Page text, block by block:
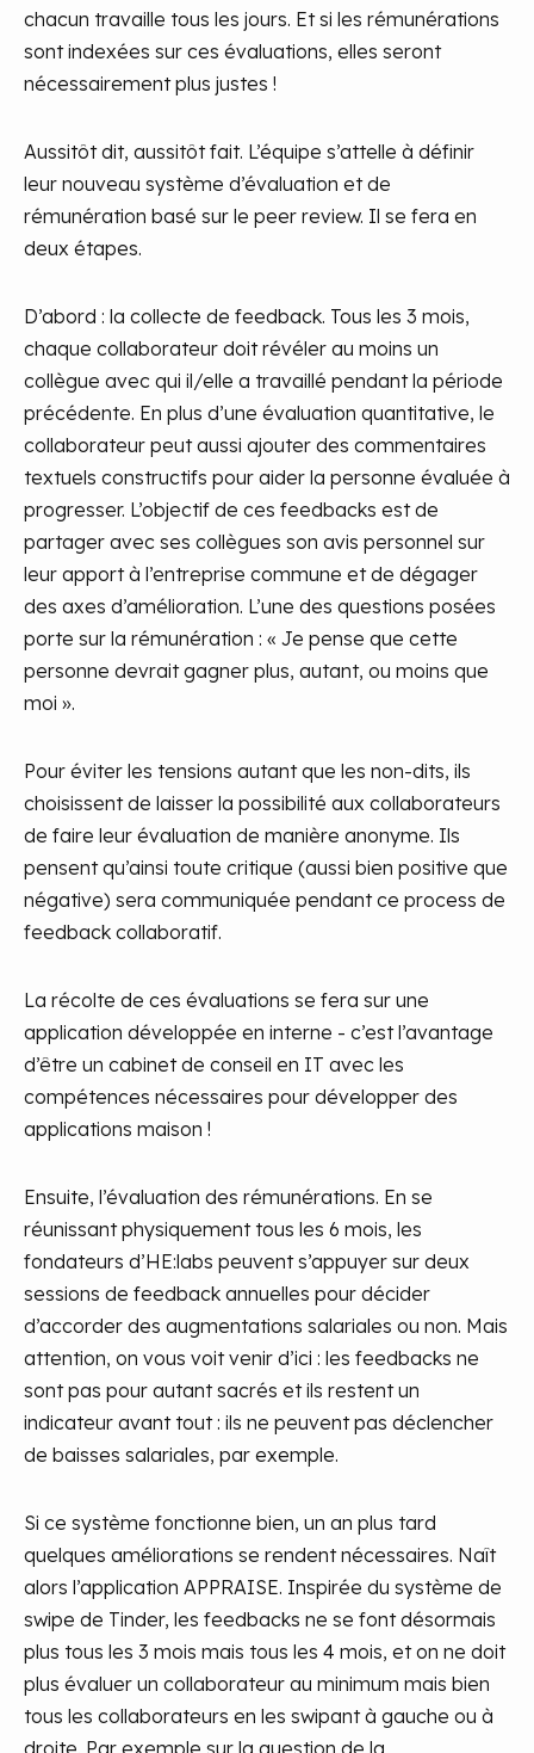
chacun travaille tous les jours. Et si les rémunérations
sont indexées sur ces évaluations, elles seront
nécessairement plus justes !
Aussitôt dit, aussitôt fait. L’équipe s’attelle à définir
leur nouveau système d’évaluation et de
rémunération basé sur le peer review. Il se fera en
deux étapes.
D’abord : la collecte de feedback. Tous les 3 mois,
chaque collaborateur doit révéler au moins un
collègue avec qui il/elle a travaillé pendant la période
précédente. En plus d’une évaluation quantitative, le
collaborateur peut aussi ajouter des commentaires
textuels constructifs pour aider la personne évaluée à
progresser. L’objectif de ces feedbacks est de
partager avec ses collègues son avis personnel sur
leur apport à l’entreprise commune et de dégager
des axes d’amélioration. L’une des questions posées
porte sur la rémunération : « Je pense que cette
personne devrait gagner plus, autant, ou moins que
moi ».
Pour éviter les tensions autant que les non-dits, ils
choisissent de laisser la possibilité aux collaborateurs
de faire leur évaluation de manière anonyme. Ils
pensent qu’ainsi toute critique (aussi bien positive que
négative) sera communiquée pendant ce process de
feedback collaboratif.
La récolte de ces évaluations se fera sur une
application développée en interne - c’est l’avantage
d’être un cabinet de conseil en IT avec les
compétences nécessaires pour développer des
applications maison !
Ensuite, l’évaluation des rémunérations. En se
réunissant physiquement tous les 6 mois, les
fondateurs d’HE:labs peuvent s’appuyer sur deux
sessions de feedback annuelles pour décider
d’accorder des augmentations salariales ou non. Mais
attention, on vous voit venir d’ici : les feedbacks ne
sont pas pour autant sacrés et ils restent un
indicateur avant tout : ils ne peuvent pas déclencher
de baisses salariales, par exemple.
Si ce système fonctionne bien, un an plus tard
quelques améliorations se rendent nécessaires. Naît
alors l’application APPRAISE. Inspirée du système de
swipe de Tinder, les feedbacks ne se font désormais
plus tous les 3 mois mais tous les 4 mois, et on ne doit
plus évaluer un collaborateur au minimum mais bien
tous les collaborateurs en les swipant à gauche ou à
droite. Par exemple sur la question de la